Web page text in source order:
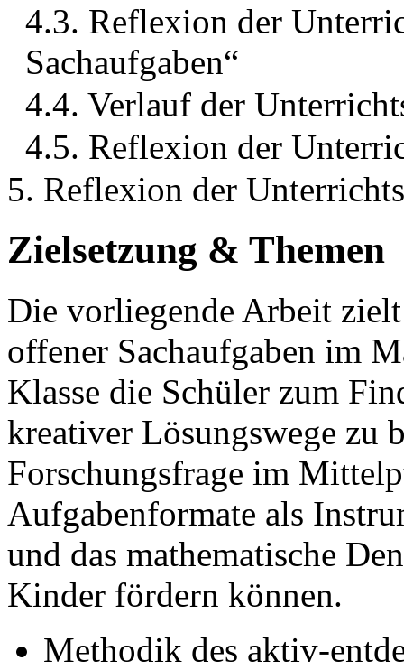
4.3. Reflexion der
Sachaufgaben“
4.4. Verlauf der
4.5. Reflexion der
5. Reflexion der
Zielsetzung & Themen
Die vorliegende Arbeit
offener Sachaufgaben im
Klasse die Schüler zum
kreativer Lösungswege zu
Forschungsfrage im
Aufgabenformate als
und das mathematische
Kinder fördern können.
Methodik des aktiv-